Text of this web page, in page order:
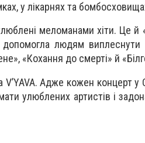
у лікарнях та
меломанами хіти. Це й
людям виплеснути
«Кохання до смерті» й
V’YAVA. Адже кожен концерт
улюблених артистів і